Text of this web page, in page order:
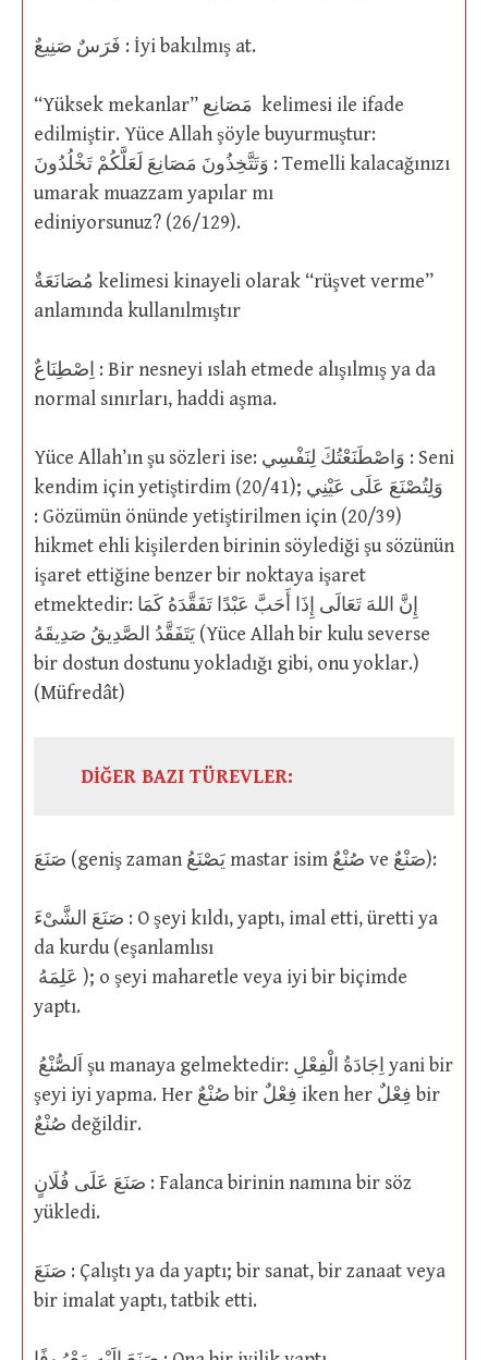
فَرَسٌ صَنِيعٌ : İyi bakılmış at.
“Yüksek mekanlar” مَصَانِع kelimesi ile ifade
edilmiştir. Yüce Allah şöyle buyurmuştur:
وَتَتَّخِذُونَ مَصَانِعَ لَعَلَّكُمْ تَخْلُدُونَ : Temelli kalacağınızı
umarak muazzam yapılar mı
ediniyorsunuz? (26/129).
مُصَانَعَةٌ kelimesi kinayeli olarak “rüşvet verme”
anlamında kullanılmıştır
اِصْطِنَاعٌ : Bir nesneyi ıslah etmede alışılmış ya da
normal sınırları, haddi aşma.
Yüce Allah’ın şu sözleri ise: وَاصْطَنَعْتُكَ لِنَفْسِي : Seni
kendim için yetiştirdim (20/41); وَلِتُصْنَعَ عَلَى عَيْنِي
: Gözümün önünde yetiştirilmen için (20/39)
hikmet ehli kişilerden birinin söylediği şu sözünün
işaret ettiğine benzer bir noktaya işaret
etmektedir: إِنَّ اللهَ تَعَالَى إِذَا أَحَبَّ عَبْدًا تَفَقَّدَهُ كَمَا
يَتَفَقَّدُ الصَّدِيقُ صَدِيقَهُ (Yüce Allah bir kulu severse
bir dostun dostunu yokladığı gibi, onu yoklar.)
(Müfredât)
DİĞER BAZI TÜREVLER:
صَنَعَ (geniş zaman يَصْنَعُ mastar isim صُنْعٌ ve صَنْعٌ):
صَنَعَ الشَّىْءَ : O şeyi kıldı, yaptı, imal etti, üretti ya
da kurdu (eşanlamlısı
yaptı.
şeyi iyi yapma. Her صُنْعٌ bir فِعْلٌ iken her فِعْلٌ bir
صُنْعٌ değildir.
صَنَعَ عَلَى فُلَانٍ : Falanca birinin namına bir söz
yükledi.
صَنَعَ : Çalıştı ya da yaptı; bir sanat, bir zanaat veya
bir imalat yaptı, tatbik etti.